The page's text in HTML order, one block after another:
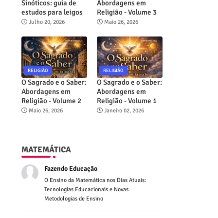
Sinóticos: guia de
estudos para leigos
Julho 20, 2026
Abordagens em
Religião - Volume 3
Maio 26, 2026
RELIGIÃO
O Sagrado e o Saber:
Abordagens em
Religião - Volume 2
Maio 26, 2026
RELIGIÃO
O Sagrado e o Saber:
Abordagens em
Religião - Volume 1
Janeiro 02, 2026
MATEMÁTICA
Fazendo Educação
O Ensino da Matemática nos Dias Atuais:
Tecnologias Educacionais e Novas
Metodologias de Ensino